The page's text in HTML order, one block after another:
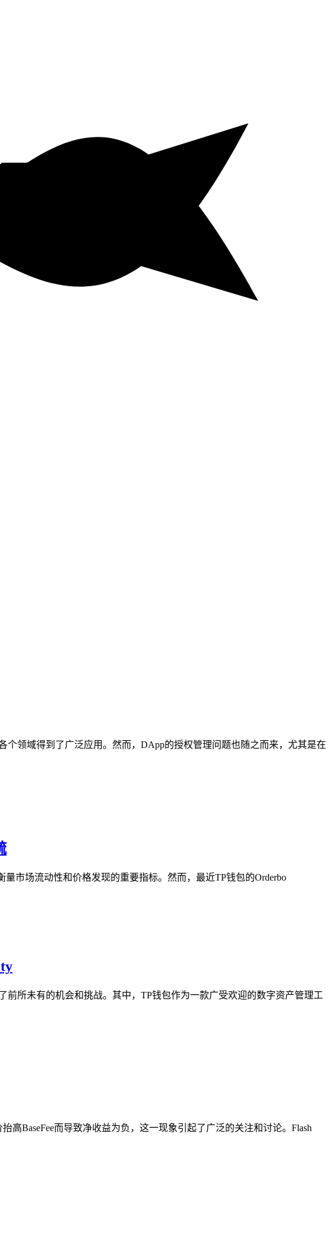
领域得到了广泛应用。然而，DApp的授权管理问题也随之而来，尤其是在
市场流动性和价格发现的重要指标。然而，最近TP钱包的Orderbo
所未有的机会和挑战。其中，TP钱包作为一款广受欢迎的数字资产管理工
BaseFee而导致净收益为负，这一现象引起了广泛的关注和讨论。Flash